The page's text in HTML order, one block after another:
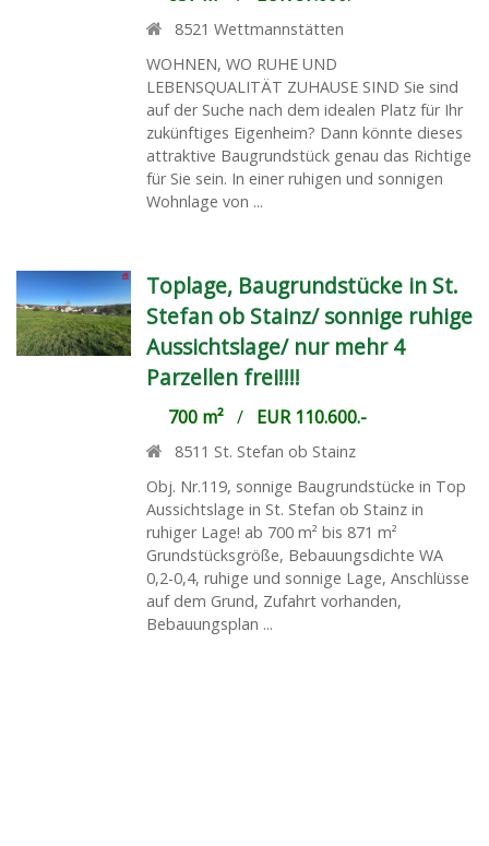
8521 Wettmannstätten
WOHNEN, WO RUHE UND
LEBENSQUALITÄT ZUHAUSE SIND Sie sind
auf der Suche nach dem idealen Platz für Ihr
zukünftiges Eigenheim? Dann könnte dieses
attraktive Baugrundstück genau das Richtige
für Sie sein. In einer ruhigen und sonnigen
Wohnlage von ...
Toplage, Baugrundstücke in St.
Stefan ob Stainz/ sonnige ruhige
Aussichtslage/ nur mehr 4
Parzellen frei!!!!
700 m²/ EUR 110.600.-
8511 St. Stefan ob Stainz
Obj. Nr.119, sonnige Baugrundstücke in Top
Aussichtslage in St. Stefan ob Stainz in
ruhiger Lage! ab 700 m² bis 871 m²
Grundstücksgröße, Bebauungsdichte WA
0,2-0,4, ruhige und sonnige Lage, Anschlüsse
auf dem Grund, Zufahrt vorhanden,
Bebauungsplan ...